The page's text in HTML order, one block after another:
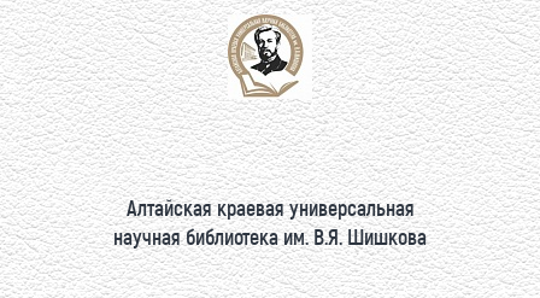
Алтайская краевая универсальная
научная библиотека им. В.Я. Шишкова